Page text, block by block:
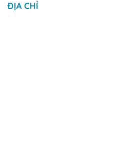
ĐỊA CHỈ